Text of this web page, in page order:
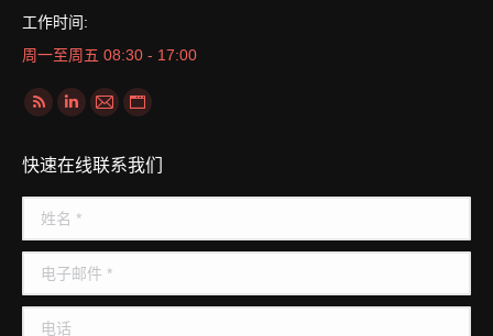
工作时间:
周一至周五 08:30 - 17:00
找到我们：
Rss
opens
in
new
Linkedin
opens
in
Mail
opens
in
Website
opens
in
快速在线联系我们
姓名 *
电子邮件 *
电话